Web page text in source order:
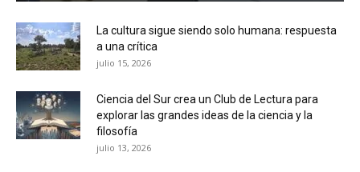
La cultura sigue siendo solo humana: respuesta
a una crítica
julio 15, 2026
Ciencia del Sur crea un Club de Lectura para
explorar las grandes ideas de la ciencia y la
filosofía
julio 13, 2026